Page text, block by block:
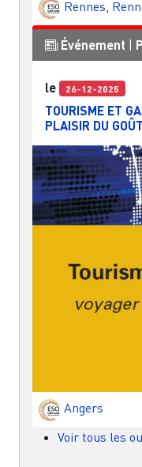
Rennes,
Événement
le 26-12-2025
TOURISME ET
PLAISIR DU GOÛT
Angers
Voir tous les